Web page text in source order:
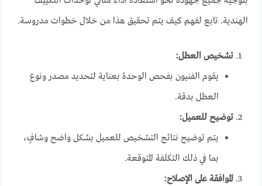
الهندية. تابع لفهم كيف يتم تحقيق هذا من خلال خطوات مدروسة.
تشخيص العطل:
يقوم الفنيون بفحص الوحدة بعناية لتحديد مصدر ونوع
العطل بدقة.
توضيح للعميل:
يتم توضيح نتائج التشخيص للعميل بشكل واضح وشافٍ،
بما في ذلك التكلفة المتوقعة.
الموافقة على الإصلاح: